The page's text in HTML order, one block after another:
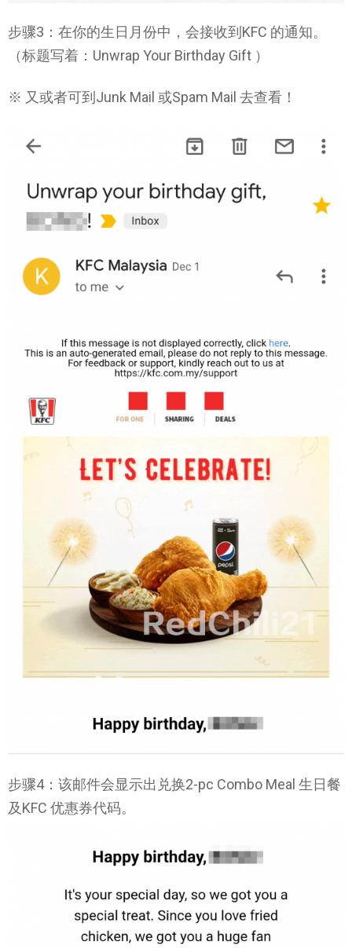
步骤3：在你的生日月份中，会接收到KFC 的通知。
（标题写着：Unwrap Your Birthday Gift ）
※ 又或者可到Junk Mail 或Spam Mail 去查看！
步骤4：该邮件会显示出兑换2-pc Combo Meal 生日餐
及KFC 优惠券代码。